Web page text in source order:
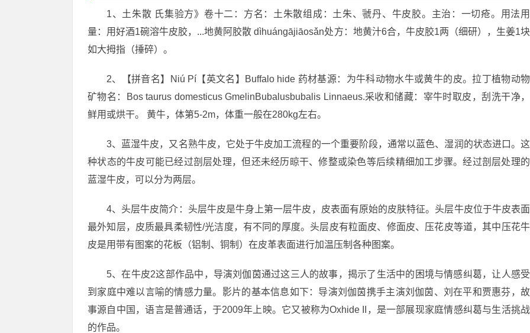
1、土朱散 氏集验方》卷十二：方名：土朱散组成：土朱、虢丹、牛皮胶。主治：一切疮。用法用
量：用好酒1碗溶牛皮胶，...地黄阿胶散 dìhuángājiāosǎn处方：地黄汁6合，牛皮胶1两（细研），生姜1块
如大拇指（捶碎）。
2、【拼音名】Niú Pí【英文名】Buffalo hide 药材基源：为牛科动物水牛或黄牛的皮。拉丁植物动物
矿物名：Bos taurus domesticus GmelinBubalusbubalis Linnaeus.采收和储藏：宰牛时取皮，刮洗干净，
鲜用或烘干。 黄牛，体第5-2m，体重一般在280kg左右。
3、蓝湿牛皮，又名熟牛皮，它处于牛皮加工流程的一个重要阶段，通常以蓝色、湿润的状态进口。这
种状态的牛皮可能已经过剖层处理，但还未经历晾干、修整或染色等后续精细加工步骤。经过剖层处理的
蓝湿牛皮，可以分为两层。
4、头层牛皮简介：头层牛皮是牛身上第一层牛皮，皮表面有原始的皮肤特征。头层牛皮位于牛皮表面
最外知层，皮质最具柔韧性/光洁度，有不同的厚度。头层皮有粒面皮、修面皮、压花皮等道，其中压花牛
皮是用带有图案的花板（铝制、铜制）在皮革表面进行加温压制各种图案。
5、在牛皮2这部作品中，导演刘伽茵通过这三人的故事，揭示了生活中的困境与情感纠葛，让人感受
到家庭中难以言喻的情感力量。影片的基本信息如下：导演刘伽茵携手主演刘伽茵、刘在平和贾惠芬，故
事源自中国，语言是普通话，于2009年上映。它又被称为Oxhide II，是一部展现家庭情感纠葛与生活挑战
的作品。